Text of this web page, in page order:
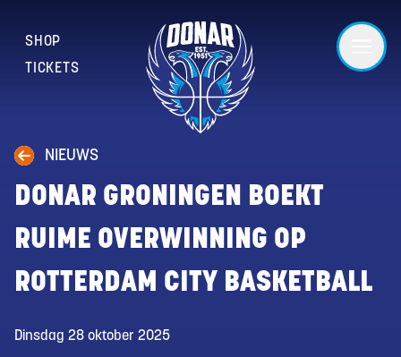
SHOP
TICKETS
NIEUWS
DONAR GRONINGEN BOEKT
RUIME OVERWINNING OP
ROTTERDAM CITY BASKETBALL
Dinsdag 28 oktober 2025